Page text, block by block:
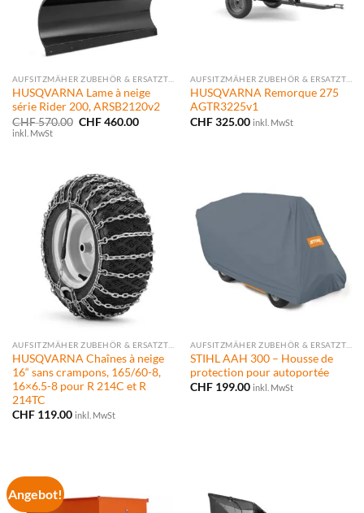
AUFSITZMÄHER ZUBEHÖR & ERSATZTEILE
HUSQVARNA Lame à neige
série Rider 200, ARSB2120v2
CHF570.00 Ursprünglicher
CHF460.00Aktueller
inkl. MwSt
AUFSITZMÄHER ZUBEHÖR & ERSATZTEILE
HUSQVARNA Remorque 275
AGTR3225v1
CHF325.00 inkl. MwSt
HUSQVARNA Chaînes à neige
16“ sans crampons, 165/60-8,
16×6.5-8 pour R 214C et R
214TC
CHF119.00 inkl. MwSt
STIHL AAH 300 – Housse de
protection pour autoportée
CHF199.00 inkl. MwSt
Angebot!